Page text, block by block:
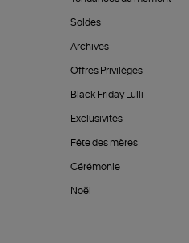
Soldes
Archives
Offres Privilèges
Black Friday Lulli
Exclusivités
Fête des mères
Cérémonie
Noël